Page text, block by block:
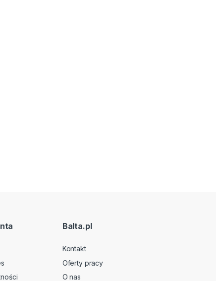
Balta.pl
Kontakt
Oferty pracy
O nas